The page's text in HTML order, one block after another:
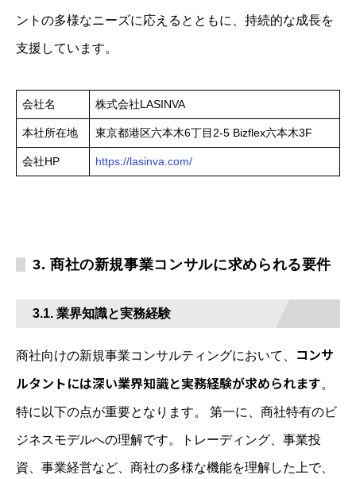
ントの多様なニーズに応えるとともに、持続的な成長を
支援しています。
会社名 株式会社LASINVA
本社所在地 東京都港区六本木6丁目2-5 Bizflex六本木3F
会社HP https://lasinva.com/
3. 商社の新規事業コンサルに求められる要件
3.1. 業界知識と実務経験
商社向けの新規事業コンサルティングにおいて、
コンサ
ルタントには深い業界知識と実務経験が求められます。
特に以下の点が重要となります。 第一に、商社特有のビ
ジネスモデルへの理解です。トレーディング、事業投
資、事業経営など、商社の多様な機能を理解した上で、